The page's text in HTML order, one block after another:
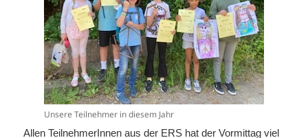
Unsere Teilnehmer in diesem Jahr
Allen TeilnehmerInnen aus der ERS hat der Vormittag viel